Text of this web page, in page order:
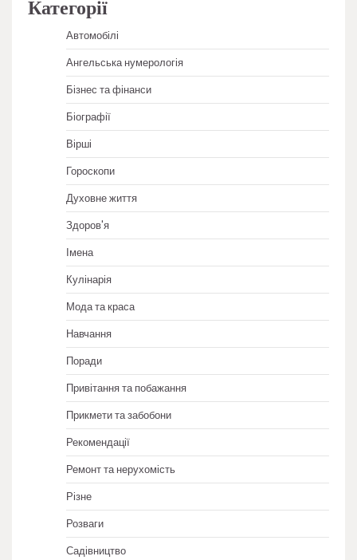
Категорії
Автомобілі
Ангельська нумерологія
Бізнес та фінанси
Біографії
Вірші
Гороскопи
Духовне життя
Здоров'я
Імена
Кулінарія
Мода та краса
Навчання
Поради
Привітання та побажання
Прикмети та забобони
Рекомендації
Ремонт та нерухомість
Різне
Розваги
Садівництво